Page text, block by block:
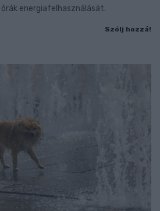
energiafelhasználását.
Szólj hozzá!